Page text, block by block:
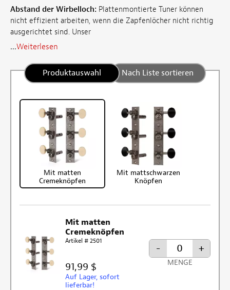
Abstand der Wirbelloch: Plattenmontierte Tuner können
nicht effizient arbeiten, wenn die Zapfenlöcher nicht richtig
ausgerichtet sind. Unser
...Weiterlesen
Produktauswahl Nach Liste sortieren
Mit matten
Cremeknöpfen
Mit mattschwarzen
Knöpfen
Mit matten
Cremeknöpfen
Artikel # 2501
91,99 $
Auf Lager, sofort
lieferbar!
- +
MENGE